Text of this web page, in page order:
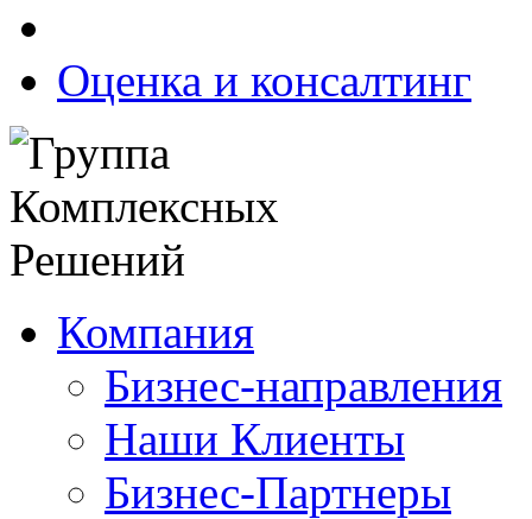
Оценка и консалтинг
Компания
Бизнес-направления
Наши Клиенты
Бизнес-Партнеры